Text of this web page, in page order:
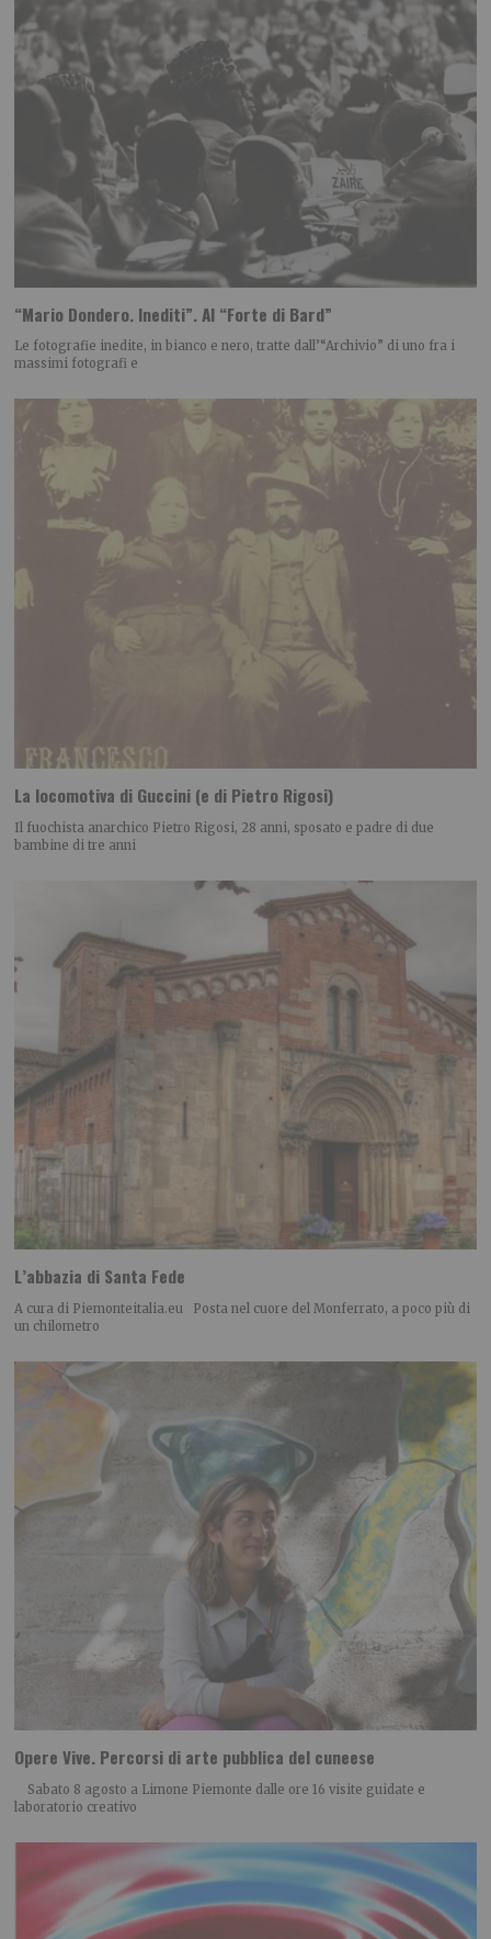
“Mario Dondero. Inediti”. Al “Forte di Bard”
Le fotografie inedite, in bianco e nero, tratte dall’“Archivio” di uno fra i
massimi fotografi e
La locomotiva di Guccini (e di Pietro Rigosi)
Il fuochista anarchico Pietro Rigosi, 28 anni, sposato e padre di due
bambine di tre anni
L’abbazia di Santa Fede
A cura di Piemonteitalia.eu Posta nel cuore del Monferrato, a poco più di
un chilometro
Opere Vive. Percorsi di arte pubblica del cuneese
Sabato 8 agosto a Limone Piemonte dalle ore 16 visite guidate e
laboratorio creativo